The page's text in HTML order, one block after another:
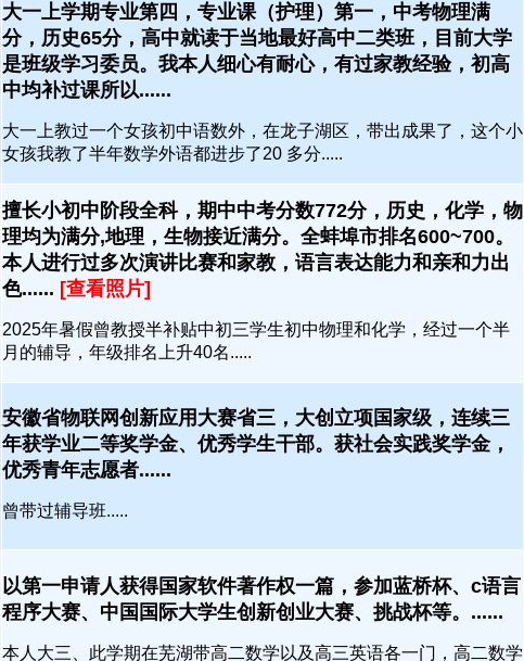
大一上学期专业第四，专业课（护理）第一，中考物理满
分，历史65分，高中就读于当地最好高中二类班，目前大学
是班级学习委员。我本人细心有耐心，有过家教经验，初高
中均补过课所以......
大一上教过一个女孩初中语数外，在龙子湖区，带出成果了，这个小
女孩我教了半年数学外语都进步了20 多分.....
擅长小初中阶段全科，期中中考分数772分，历史，化学，物
理均为满分,地理，生物接近满分。全蚌埠市排名600~700。
本人进行过多次演讲比赛和家教，语言表达能力和亲和力出
色...... [查看照片]
2025年暑假曾教授半补贴中初三学生初中物理和化学，经过一个半
月的辅导，年级排名上升40名.....
安徽省物联网创新应用大赛省三，大创立项国家级，连续三
年获学业二等奖学金、优秀学生干部。获社会实践奖学金，
优秀青年志愿者......
曾带过辅导班.....
以第一申请人获得国家软件著作权一篇，参加蓝桥杯、c语言
程序大赛、中国国际大学生创新创业大赛、挑战杯等。......
本人大三、此学期在芜湖带高二数学以及高三英语各一门，高二数学